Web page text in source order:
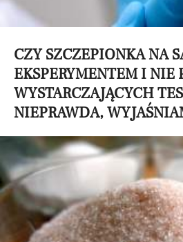
CZY SZCZEPIONKA NA
EKSPERYMENTEM I NIE
WYSTARCZAJĄCYCH
NIEPRAWDA,